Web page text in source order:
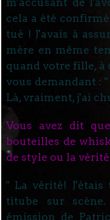
cela a été
tué ! J'avais à
mère en même
quand votre fille, à
vous demandant :
Là, vraiment, j'ai
Vous avez dit
bouteilles de
de style ou la
" La vérité!
titube sur
émission de